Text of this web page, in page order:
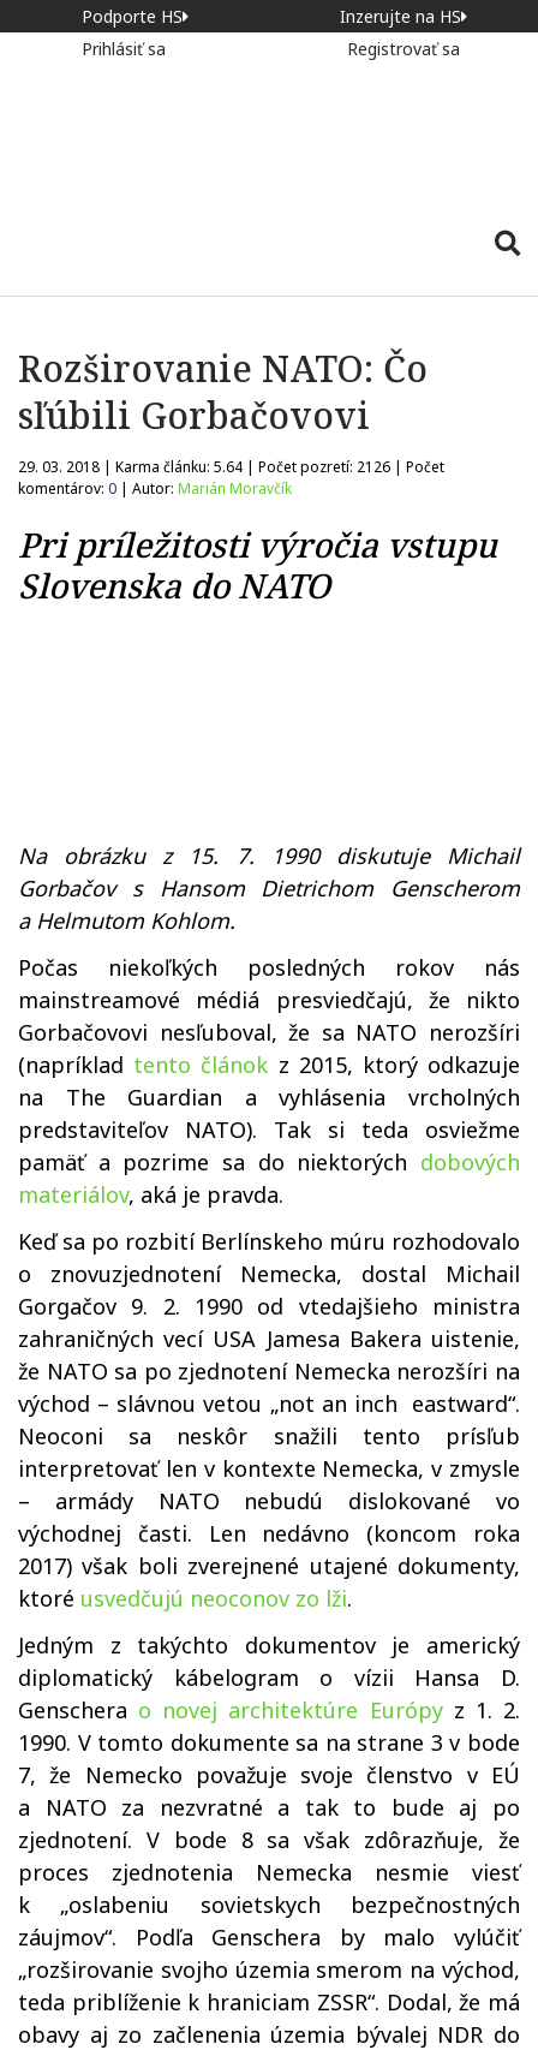
Podporte HS
Inzerujte na HS
Prihlásiť sa
Registrovať sa
Rozširovanie NATO: Čo
sľúbili Gorbačovovi
29. 03. 2018 | Karma článku: 5.64 | Počet pozretí: 2126 | Počet
komentárov: 0 | Autor: Marián Moravčík
Pri príležitosti výročia vstupu
Slovenska do NATO
Na obrázku z 15. 7. 1990 diskutuje Michail
Gorbačov s Hansom Dietrichom Genscherom
a Helmutom Kohlom.
Počas niekoľkých posledných rokov nás
mainstreamové médiá presviedčajú, že nikto
Gorbačovovi nesľuboval, že sa NATO nerozšíri
(napríklad tento článok z 2015, ktorý odkazuje
na The Guardian a vyhlásenia vrcholných
predstaviteľov NATO). Tak si teda osviežme
pamäť a pozrime sa do niektorých dobových
materiálov, aká je pravda.
Keď sa po rozbití Berlínskeho múru rozhodovalo
o znovuzjednotení Nemecka, dostal Michail
Gorgačov 9. 2. 1990 od vtedajšieho ministra
zahraničných vecí USA Jamesa Bakera uistenie,
že NATO sa po zjednotení Nemecka nerozšíri na
východ – slávnou vetou „not an inch eastward“.
Neoconi sa neskôr snažili tento prísľub
interpretovať len v kontexte Nemecka, v zmysle
– armády NATO nebudú dislokované vo
východnej časti. Len nedávno (koncom roka
2017) však boli zverejnené utajené dokumenty,
ktoré usvedčujú neoconov zo lži.
Jedným z takýchto dokumentov je americký
diplomatický kábelogram o vízii Hansa D.
Genschera o novej architektúre Európyz 1. 2.
1990. V tomto dokumente sa na strane 3 v bode
7, že Nemecko považuje svoje členstvo v EÚ
a NATO za nezvratné a tak to bude aj po
zjednotení. V bode 8 sa však zdôrazňuje, že
proces zjednotenia Nemecka nesmie viesť
k „oslabeniu sovietskych bezpečnostných
záujmov“. Podľa Genschera by malo vylúčiť
„rozširovanie svojho územia smerom na východ,
teda priblíženie k hraniciam ZSSR“. Dodal, že má
obavy aj zo začlenenia územia bývalej NDR do